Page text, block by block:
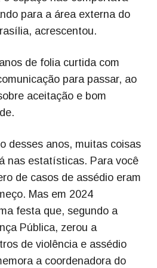
para a área externa do
acrescentou.
de folia curtida com
para passar, ao
aceitação e bom
desses anos, muitas coisas
nas estatísticas. Para você
de casos de assédio eram
Mas em 2024
festa que, segundo a
Pública, zerou a
de violência e assédio
a coordenadora do